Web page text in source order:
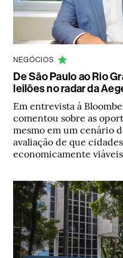
NEGÓCIOS
De São Paulo ao Rio
leilões no radar da
Em entrevista à
comentou sobre as
mesmo em um cenário
avaliação de que
economicamente viáveis